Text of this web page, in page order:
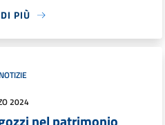
PIÙ
NOTIZIE
2024